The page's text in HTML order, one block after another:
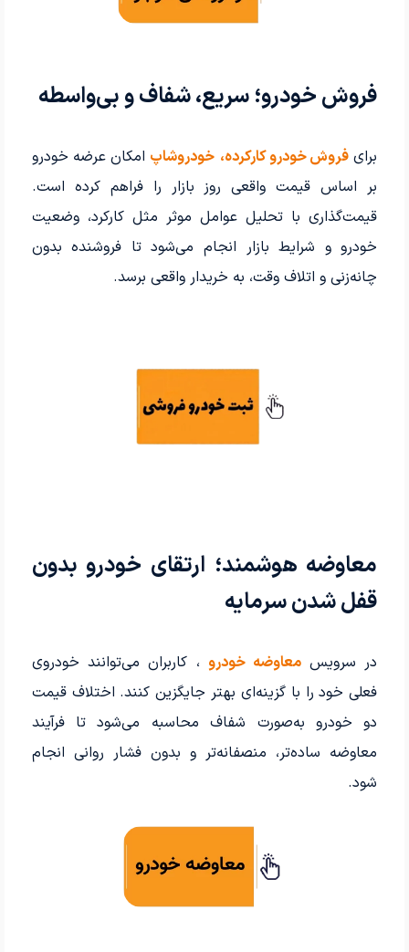
فروش خودرو؛ سریع، شفاف و بی‌واسطه
برای فروش خودرو کارکرده، خودروشاپ امکان عرضه خودرو
بر اساس قیمت واقعی روز بازار را فراهم کرده است.
قیمت‌گذاری با تحلیل عوامل موثر مثل کارکرد، وضعیت
خودرو و شرایط بازار انجام می‌شود تا فروشنده بدون
چانه‌زنی و اتلاف وقت، به خریدار واقعی برسد.
معاوضه هوشمند؛ ارتقای خودرو بدون
قفل شدن سرمایه
در سرویسمعاوضه خودرو ، کاربران می‌توانند خودروی
فعلی خود را با گزینه‌ای بهتر جایگزین کنند. اختلاف قیمت
دو خودرو به‌صورت شفاف محاسبه می‌شود تا فرآیند
معاوضه ساده‌تر، منصفانه‌تر و بدون فشار روانی انجام
شود.